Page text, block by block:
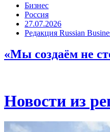
Бизнес
Россия
27.07.2026
Редакция Russian
«Мы создаём не
Новости из